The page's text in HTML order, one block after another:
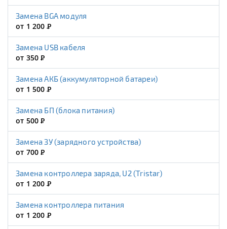
Замена BGA модуля
от 1 200Р
Замена USB кабеля
от 350Р
Замена АКБ (аккумуляторной батареи)
от 1 500Р
Замена БП (блока питания)
от 500Р
Замена ЗУ (зарядного устройства)
от 700Р
Замена контроллера заряда, U2 (Tristar)
от 1 200Р
Замена контроллера питания
от 1 200Р